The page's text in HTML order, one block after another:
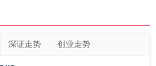
深证走势 创业走势